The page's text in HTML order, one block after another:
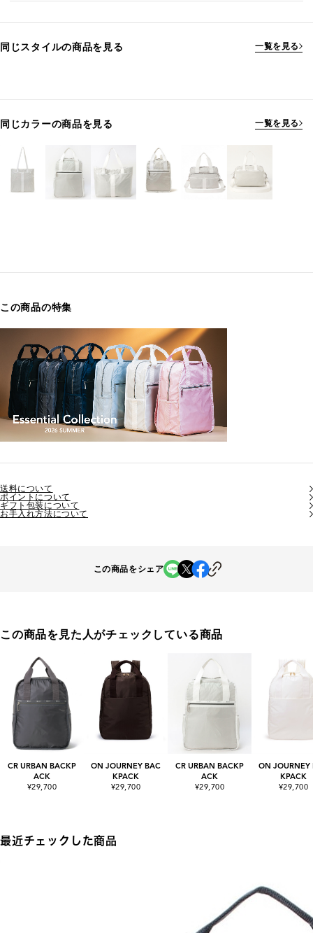
同じスタイルの商品を見る 一覧を見る
同じカラーの商品を見る 一覧を見る
この商品の特集
送料について
ポイントについて
ギフト包装について
お手入れ方法について
この商品をシェア
この商品を見た人がチェックしている商品
CR URBAN BACKP
ACK
¥29,700
ON JOURNEY BAC
KPACK
¥29,700
CR URBAN BACKP
ACK
¥29,700
ON JOURNEY
KPACK
¥29,700
最近チェックした商品